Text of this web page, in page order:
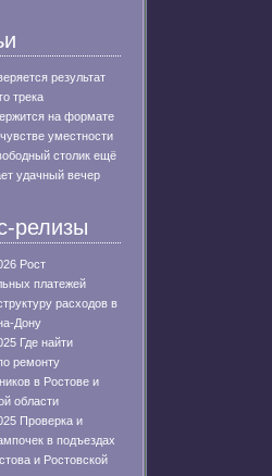
результат
трека
на формате
уместности
столик ещё
удачный вечер
релизы
Рост
платежей
расходов в
Дону
Где найти
ремонту
в Ростове и
области
Проверка и
в подъездах
и Ростовской